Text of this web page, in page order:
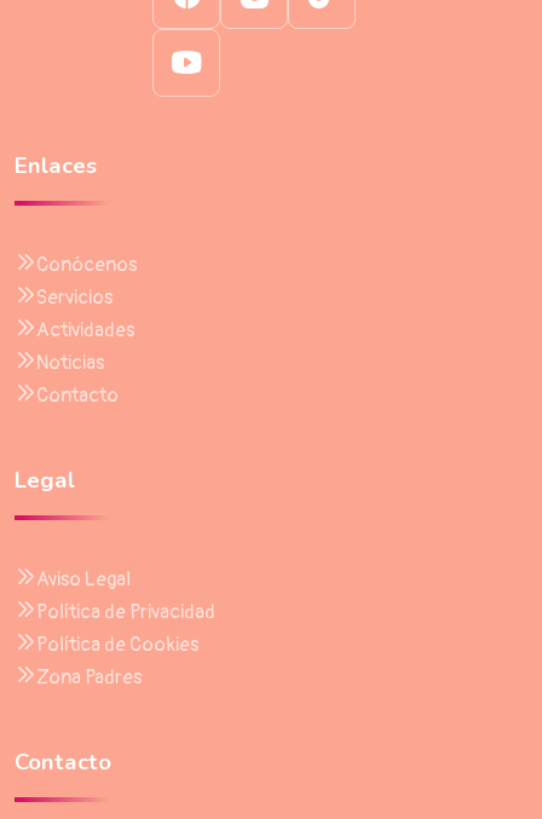
Enlaces
Conócenos
Servicios
Actividades
Noticias
Contacto
Legal
Aviso Legal
Política de Privacidad
Política de Cookies
Zona Padres
Contacto